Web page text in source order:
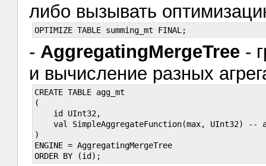
либо вызывать
- AggregatingMergeTree -
и вычисление разных
CREATE TABLE agg_mt
(
    id UInt32,
val SimpleAggregateFunction(max, UInt32) --
)
ENGINE = AggregatingMergeTree